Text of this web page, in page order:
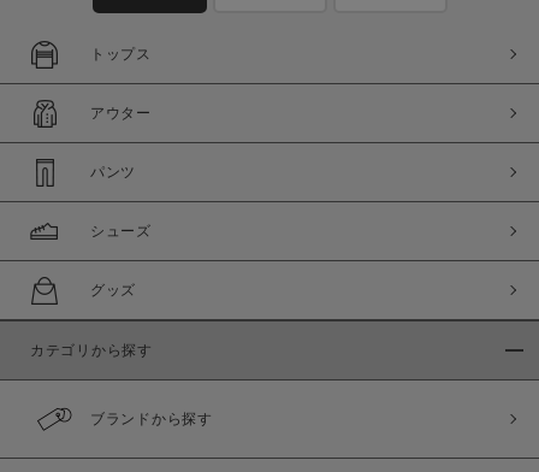
トップス
アウター
パンツ
シューズ
グッズ
カテゴリから探す
ブランドから探す